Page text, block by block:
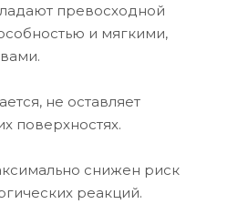
превосходной
и мягкими,
не оставляет
поверхностях.
снижен риск
реакций.